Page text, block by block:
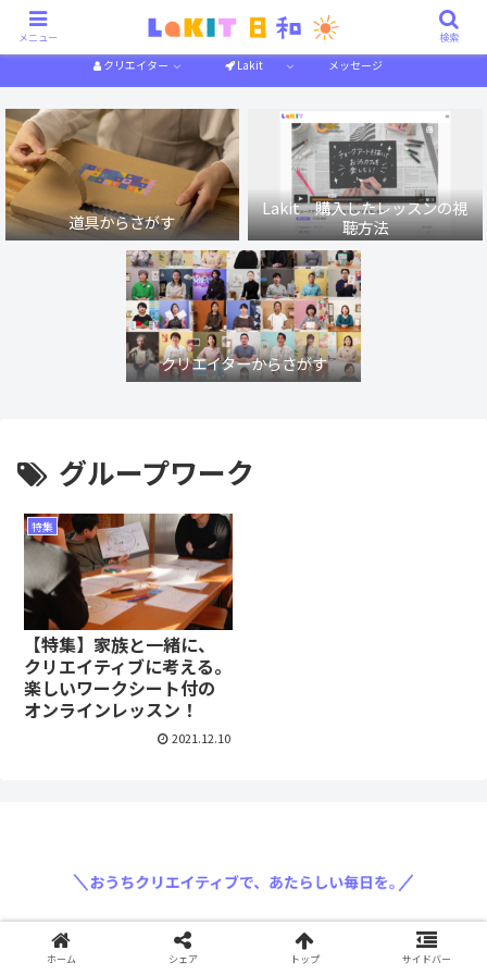
作り方解説 特集一覧
クリエイター Lakit メッセージ
道具からさがす
Lakit 購入したレッスンの視
聴方法
クリエイターからさがす
グループワーク
特集
【特集】家族と一緒に、
クリエイティブに考える。
楽しいワークシート付の
オンラインレッスン！
2021.12.10
〈運営会社: 三菱鉛筆株式会社〉
メニュー 検索
ホーム シェア トップ サイドバー